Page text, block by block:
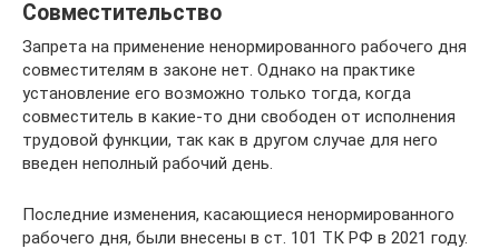
Совместительство
Запрета на применение ненормированного рабочего дня
совместителям в законе нет. Однако на практике
установление его возможно только тогда, когда
совместитель в какие-то дни свободен от исполнения
трудовой функции, так как в другом случае для него
введен неполный рабочий день.
Последние изменения, касающиеся ненормированного
рабочего дня, были внесены в ст. 101 ТК РФ в 2021 году.